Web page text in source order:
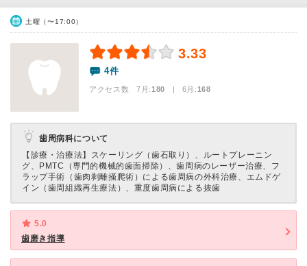
土曜（〜17:00）
3.33
4件
アクセス数 7月:180 | 6月:168
歯周病科について
【診療・治療法】 スケーリング（歯石取り）、ルートプレーニン
グ、PMTC（専門的機械的歯面掃除）、歯周病のレーザー治療、フ
ラップ手術（歯肉剥離掻爬術）による歯周病の外科治療、エムドゲ
イン（歯周組織再生療法）、重度歯周病による抜歯
5.0
歯磨き指導